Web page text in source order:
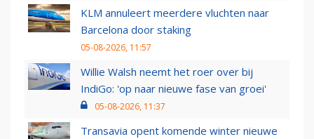
KLM annuleert meerdere vluchten naar
Barcelona door staking
05-08-2026, 11:57
Willie Walsh neemt het roer over bij
IndiGo: 'op naar nieuwe fase van groei'
05-08-2026, 11:37
Transavia opent komende winter nieuwe